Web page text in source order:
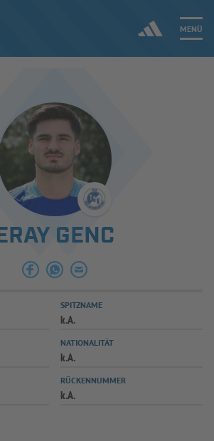
MENÜ
SPIELPLUS
GENC
SPITZNAME
k.A.
NATIONALITÄT
k.A.
RÜCKENNUMMER
k.A.